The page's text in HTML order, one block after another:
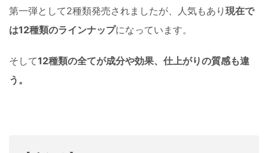
第一弾として2種類発売されましたが、人気もあり 現在で
は12種類のラインナップになっています。
そして12種類の全てが成分や効果、仕上がりの質感も違
う。